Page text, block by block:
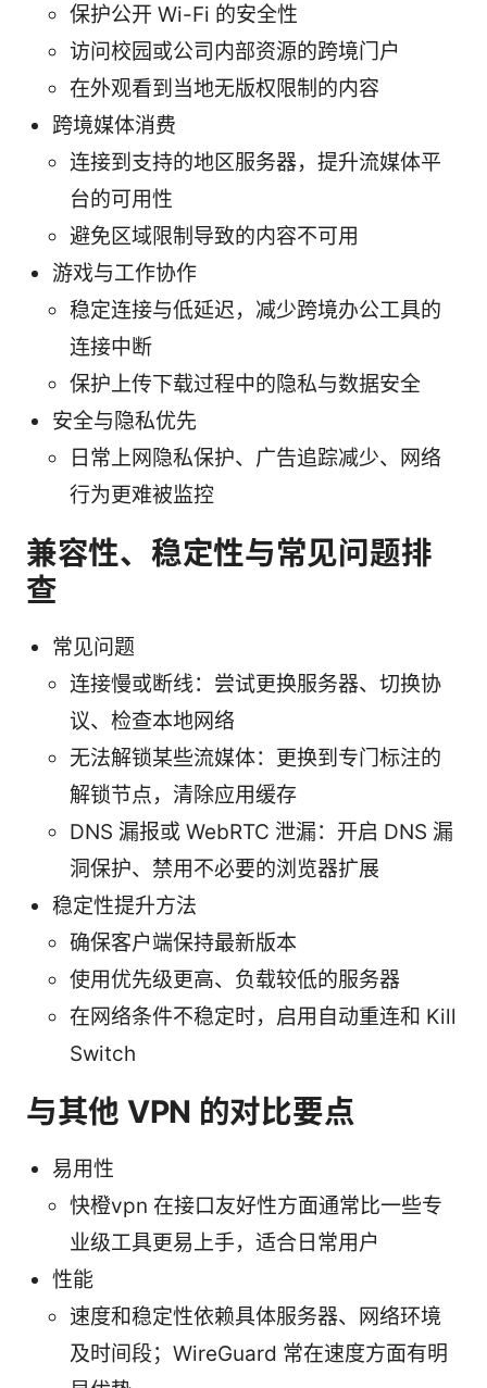
保护公开 Wi-Fi 的安全性
访问校园或公司内部资源的跨境门户
在外观看到当地无版权限制的内容
跨境媒体消费
连接到支持的地区服务器，提升流媒体平
台的可用性
避免区域限制导致的内容不可用
游戏与工作协作
稳定连接与低延迟，减少跨境办公工具的
连接中断
保护上传下载过程中的隐私与数据安全
安全与隐私优先
日常上网隐私保护、广告追踪减少、网络
行为更难被监控
兼容性、稳定性与常见问题排
查
常见问题
连接慢或断线：尝试更换服务器、切换协
议、检查本地网络
无法解锁某些流媒体：更换到专门标注的
解锁节点，清除应用缓存
DNS 漏报或 WebRTC 泄漏：开启 DNS 漏
洞保护、禁用不必要的浏览器扩展
稳定性提升方法
确保客户端保持最新版本
使用优先级更高、负载较低的服务器
在网络条件不稳定时，启用自动重连和 Kill
Switch
与其他 VPN 的对比要点
易用性
快橙vpn 在接口友好性方面通常比一些专
业级工具更易上手，适合日常用户
性能
速度和稳定性依赖具体服务器、网络环境
及时间段；WireGuard 常在速度方面有明